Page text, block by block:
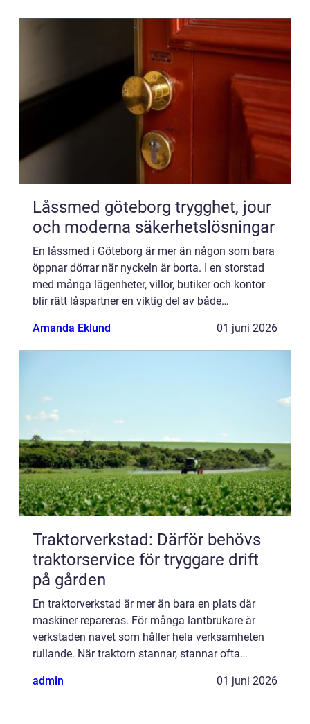
Låssmed göteborg trygghet, jour
och moderna säkerhetslösningar
En låssmed i Göteborg är mer än någon som bara
öppnar dörrar när nyckeln är borta. I en storstad
med många lägenheter, villor, butiker och kontor
blir rätt låspartner en viktig del av både
professionell lås...
Amanda Eklund 01 juni 2026
Traktorverkstad: Därför behövs
traktorservice för tryggare drift
på gården
En traktorverkstad är mer än bara en plats där
maskiner repareras. För många lantbrukare är
verkstaden navet som håller hela verksamheten
rullande. När traktorn stannar, stannar ofta
admin 01 juni 2026